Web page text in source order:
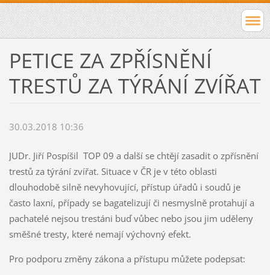
PETICE ZA ZPŘÍSNĚNÍ
TRESTŮ ZA TÝRÁNÍ ZVÍŘAT
30.03.2018 10:36
JUDr. Jiří Pospíšil TOP 09 a další se chtějí zasadit o zpřísnění
trestů za týrání zvířat. Situace v ČR je v této oblasti
dlouhodobě silně nevyhovující, přístup úřadů i soudů je
často laxní, případy se bagatelizují či nesmyslně protahují a
pachatelé nejsou trestáni buď vůbec nebo jsou jim uděleny
směšné tresty, které nemají výchovný efekt.
Pro podporu změny zákona a přístupu můžete podepsat: